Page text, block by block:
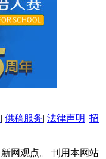
| 供稿服务| 法律声明| 招
网观点。 刊用本网站